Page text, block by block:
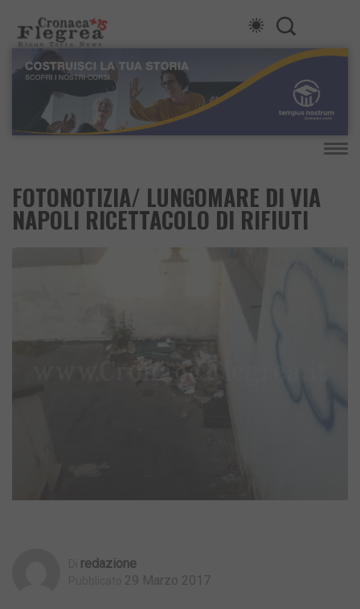
FOTONOTIZIA/ LUNGOMARE DI VIA
NAPOLI RICETTACOLO DI RIFIUTI
Redazione
29 Marzo 2017